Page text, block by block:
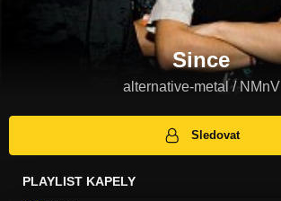
Since
alternative-metal / NMnV
Sledovat
PLAYLIST KAPELY